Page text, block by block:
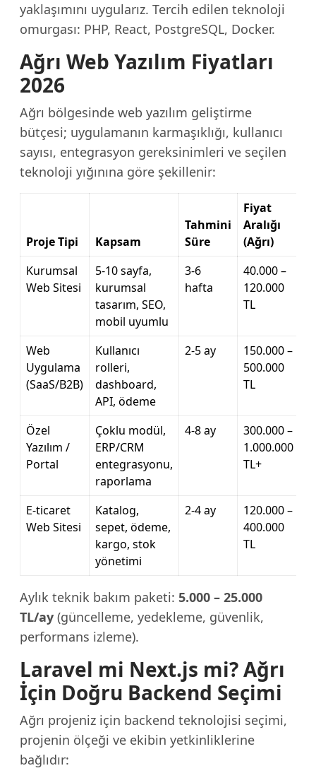
yaklaşımını uygularız. Tercih edilen teknoloji
omurgası: PHP, React, PostgreSQL, Docker.
Ağrı Web Yazılım Fiyatları
2026
Ağrı bölgesinde web yazılım geliştirme
bütçesi; uygulamanın karmaşıklığı, kullanıcı
sayısı, entegrasyon gereksinimleri ve seçilen
teknoloji yığınına göre şekillenir:
Proje Tipi Kapsam
Tahmini
Süre
Fiyat
Aralığı
(Ağrı)
Kurumsal
Web Sitesi
5-10 sayfa,
kurumsal
tasarım, SEO,
mobil uyumlu
3-6
hafta
40.000 –
120.000
TL
Web
Uygulama
(SaaS/B2B)
Kullanıcı
rolleri,
dashboard,
API, ödeme
2-5 ay
150.000 –
500.000
TL
Özel
Yazılım /
Portal
Çoklu modül,
ERP/CRM
entegrasyonu,
raporlama
4-8 ay
300.000 –
1.000.000
TL+
E-ticaret
Web Sitesi
Katalog,
sepet, ödeme,
kargo, stok
yönetimi
2-4 ay
120.000 –
400.000
TL
Aylık teknik bakım paketi: 5.000 – 25.000
TL/ay (güncelleme, yedekleme, güvenlik,
performans izleme).
Laravel mi Next.js mi? Ağrı
İçin Doğru Backend Seçimi
Ağrı projeniz için backend teknolojisi seçimi,
projenin ölçeği ve ekibin yetkinliklerine
bağlıdır: